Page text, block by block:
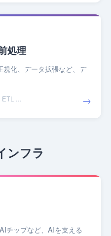
処理
化、データ拡張など、デ
ETL ... →
ンフラ
チップなど、AIを支える